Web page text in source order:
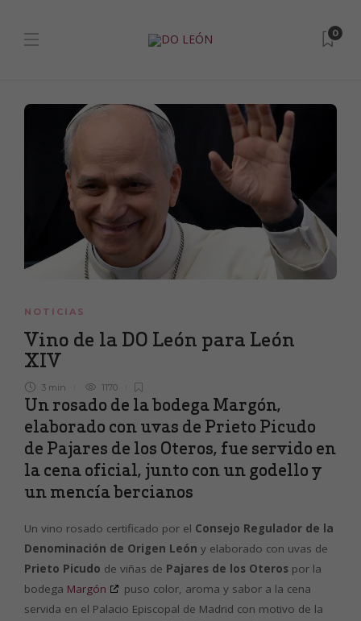
0
NOTICIAS
Vino de la DO León para León
XIV
3 min 1170
Un rosado de la bodega Margón,
elaborado con uvas de Prieto Picudo
de Pajares de los Oteros, fue servido en
la cena oficial, junto con un godello y
un mencía bercianos
Un vino rosado certificado por el Consejo Regulador de la
Denominación de Origen León y elaborado con uvas de
Prieto Picudo de viñas de Pajares de los Oteros por la
bodega Margón
puso color, aroma y sabor a la cena
servida en el Palacio Episcopal de Madrid con motivo de la